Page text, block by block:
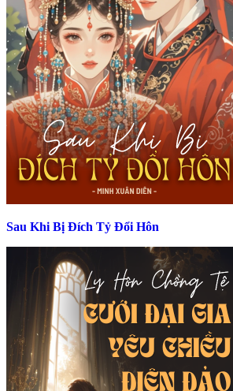
Sau Khi Bị Đích Tỷ Đổi Hôn